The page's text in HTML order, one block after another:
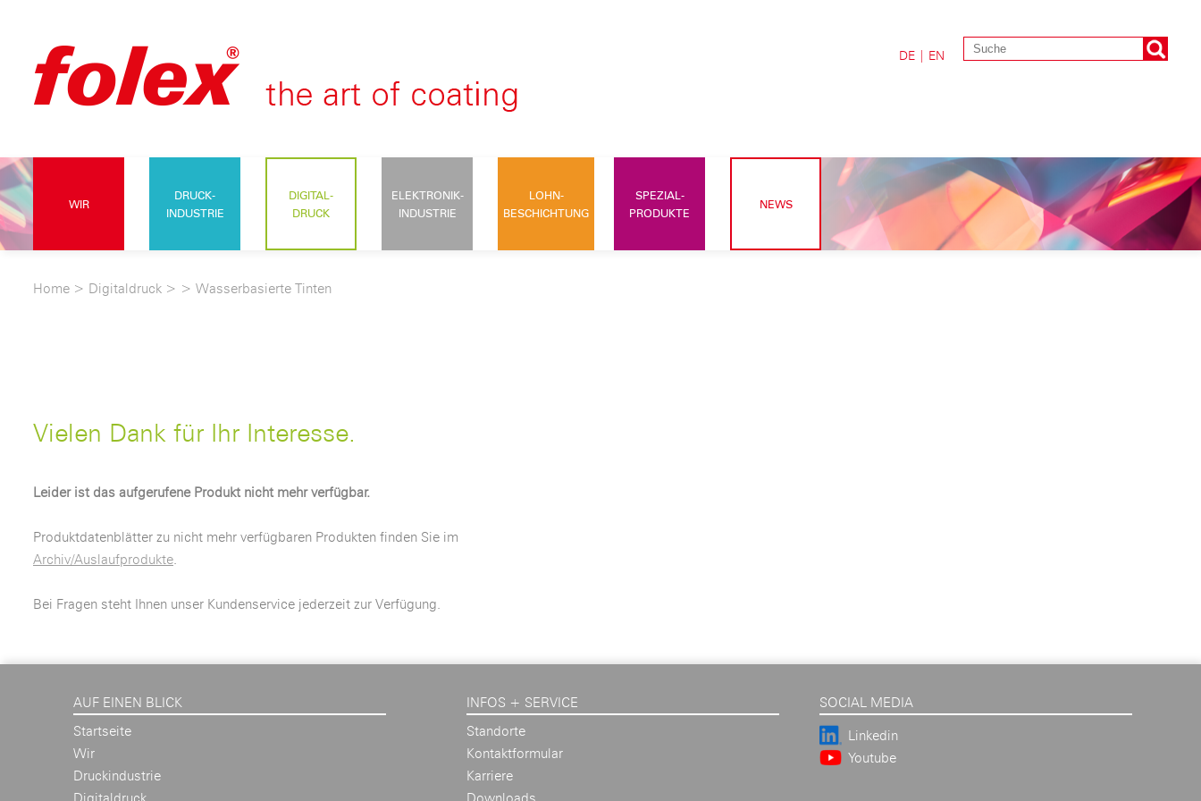
DE | EN
WIR
DRUCK-
INDUSTRIE
DIGITAL-
DRUCK
ELEKTRONIK-
INDUSTRIE
LOHN-
BESCHICHTUNG
SPEZIAL-
PRODUKTE
NEWS
Home > Digitaldruck > > Wasserbasierte Tinten
Vielen Dank für Ihr Interesse.
Leider ist das aufgerufene Produkt nicht mehr verfügbar.
Produktdatenblätter zu nicht mehr verfügbaren Produkten finden Sie im
Archiv/Auslaufprodukte.
Bei Fragen steht Ihnen unser Kundenservice jederzeit zur Verfügung.
AUF EINEN BLICK
Startseite
Wir
Druckindustrie
INFOS + SERVICE
Standorte
Kontaktformular
Karriere
SOCIAL MEDIA
Linkedin
Youtube